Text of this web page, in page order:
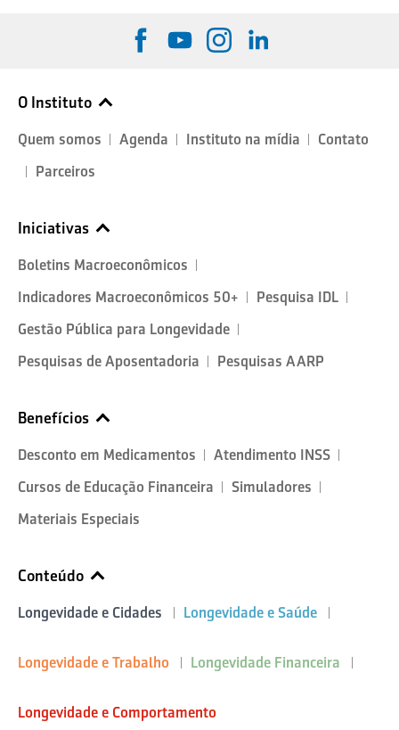
O Instituto
Quem somos Agenda Instituto na mídia
Contato
Parceiros
Iniciativas
Boletins Macroeconômicos
Indicadores Macroeconômicos 50+
Pesquisa IDL
Gestão Pública para Longevidade
Pesquisas de Aposentadoria
Pesquisas AARP
Benefícios
Desconto em Medicamentos
Atendimento INSS
Cursos de Educação Financeira
Simuladores
Materiais Especiais
Conteúdo
Longevidade e Cidades Longevidade e Saúde
Longevidade e Trabalho Longevidade Financeira
Longevidade e Comportamento